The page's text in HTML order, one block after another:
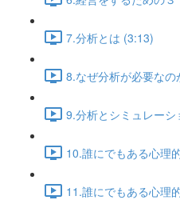
7.分析とは (3:13)
8.なぜ分析が必要なの
9.分析とシミュレー
10.誰にでもある心理
11.誰にでもある心理